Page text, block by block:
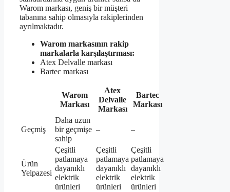
Warom markası, geniş bir müşteri
tabanına sahip olmasıyla rakiplerinden
ayrılmaktadır.
Warom markasının rakip
markalarla karşılaştırması:
Atex Delvalle markası
Bartec markası
Warom
Markası
Atex
Delvalle
Markası
Bartec
Markası
Geçmiş
Daha uzun
bir geçmişe
sahip
– –
Ürün
Yelpazesi
Çeşitli
patlamaya
dayanıklı
elektrik
ürünleri
Çeşitli
patlamaya
dayanıklı
elektrik
ürünleri
Çeşitli
patlamaya
dayanıklı
elektrik
ürünleri